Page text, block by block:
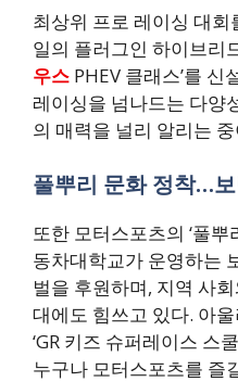
최상위 프로 레이싱 대
일의 플러그인 하이브리
우스 PHEV 클래스’를
레이싱을 넘나드는 다양
의 매력을 널리 알리는
풀뿌리 문화 정착…
또한 모터스포츠의 ‘풀
동차대학교가 운영하는
벌을 후원하며, 지역 사
대에도 힘쓰고 있다. 아울
‘GR 키즈 슈퍼레이스 스
누구나 모터스포츠를 즐